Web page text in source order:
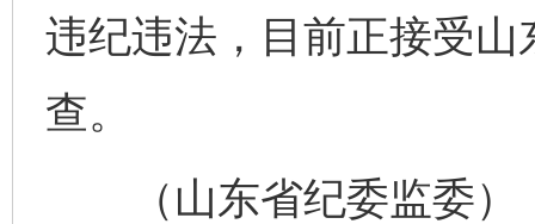
违纪违法，目前正接受
查。
（山东省纪委监委）